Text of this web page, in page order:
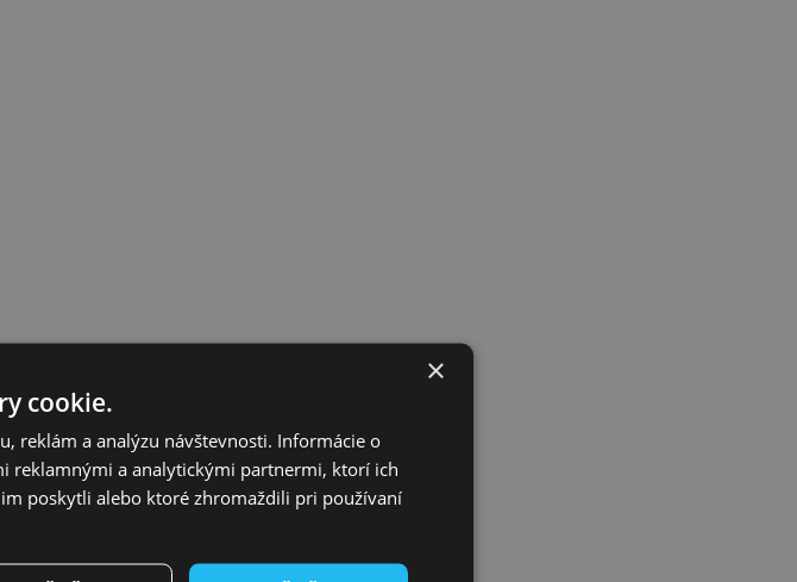
×
cookie.
reklám a analýzu návštevnosti. Informácie o
reklamnými a analytickými partnermi, ktorí ich
poskytli alebo ktoré zhromaždili pri používaní